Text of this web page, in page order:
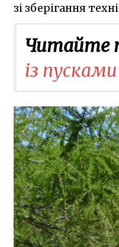
зі зберігання
Читайте
із